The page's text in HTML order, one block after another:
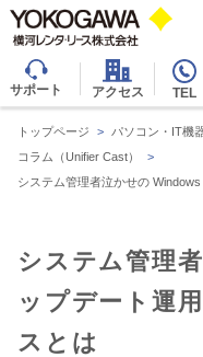
サポート アクセス TEL
トップページ > パソコン・IT機
コラム（Unifier Cast）
>
システム管理者泣かせの
システム管理
ップデート運
スとは